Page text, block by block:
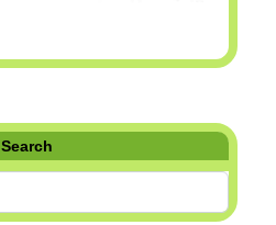
Search